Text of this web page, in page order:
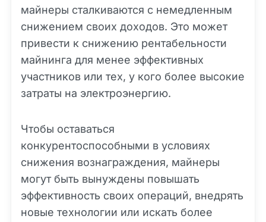
майнеры сталкиваются с немедленным
снижением своих доходов. Это может
привести к снижению рентабельности
майнинга для менее эффективных
участников или тех, у кого более высокие
затраты на электроэнергию.
Чтобы оставаться
конкурентоспособными в условиях
снижения вознаграждения, майнеры
могут быть вынуждены повышать
эффективность своих операций, внедрять
новые технологии или искать более